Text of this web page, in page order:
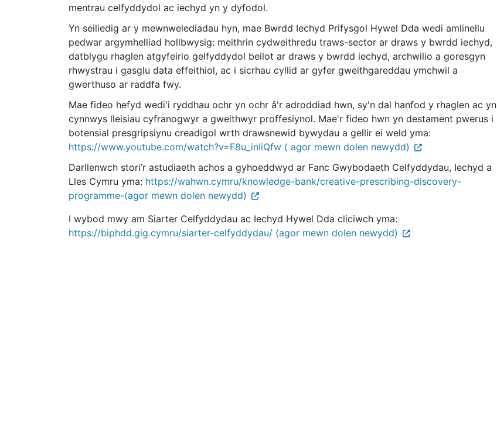
mentrau celfyddydol ac iechyd yn y dyfodol.
Yn seiliedig ar y mewnwelediadau hyn, mae Bwrdd Iechyd Prifysgol Hywel Dda wedi amlinellu
pedwar argymhelliad hollbwysig: meithrin cydweithredu traws-sector ar draws y bwrdd iechyd,
datblygu rhaglen atgyfeirio gelfyddydol beilot ar draws y bwrdd iechyd, archwilio a goresgyn
rhwystrau i gasglu data effeithiol, ac i sicrhau cyllid ar gyfer gweithgareddau ymchwil a
gwerthuso ar raddfa fwy.
Mae fideo hefyd wedi'i ryddhau ochr yn ochr â'r adroddiad hwn, sy'n dal hanfod y rhaglen ac yn
cynnwys lleisiau cyfranogwyr a gweithwyr proffesiynol. Mae'r fideo hwn yn destament pwerus i
botensial presgripsiynu creadigol wrth drawsnewid bywydau a gellir ei weld yma:
https://www.youtube.com/watch?v=F8u_inIiQfw ( agor mewn dolen newydd)
Darllenwch stori’r astudiaeth achos a gyhoeddwyd ar Fanc Gwybodaeth Celfyddydau, Iechyd a
Lles Cymru yma: https://wahwn.cymru/knowledge-bank/creative-prescribing-discovery-
programme-(agor mewn dolen newydd)
I wybod mwy am Siarter Celfyddydau ac Iechyd Hywel Dda cliciwch yma:
https://biphdd.gig.cymru/siarter-celfyddydau/ (agor mewn dolen newydd)